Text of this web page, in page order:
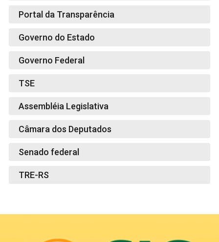
Portal da Transparência
Governo do Estado
Governo Federal
TSE
Assembléia Legislativa
Câmara dos Deputados
Senado federal
TRE-RS